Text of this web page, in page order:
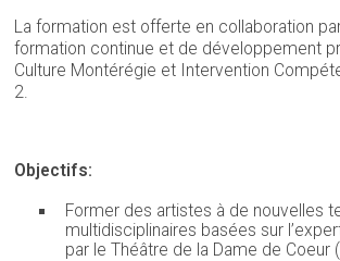
La formation est offerte en collaboration
formation continue et de développement
Culture Montérégie et Intervention
2.
Objectifs:
Former des artistes à de nouvelles
multidisciplinaires basées sur
par le Théâtre de la Dame de Coeur